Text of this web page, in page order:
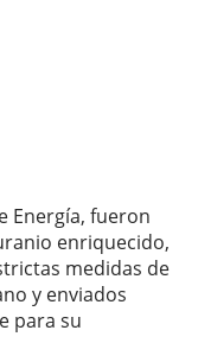
Energía, fueron
enriquecido,
medidas de
y enviados
para su